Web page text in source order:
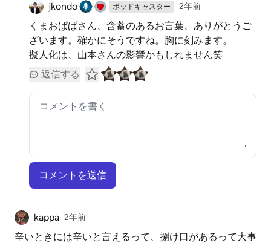
jkondo ポッドキャスター 2年前
くまおぱぱさん、含蓄のあるお言葉、ありがとうご
ざいます。確かにそうですね。胸に刻みます。
擬人化は、山本さんの影響かもしれません笑
返信する
コメントを送信
kappa 2年前
辛いときには辛いと言えるって、捌け口があるって大事